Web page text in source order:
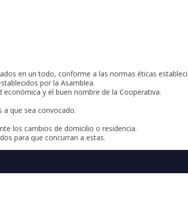
en un todo, conforme a las normas éticas
por la Asamblea.
y el buen nombre de la Cooperativa.
a que sea convocado.
los cambios de domicilio o residencia.
para que concurran a estas.